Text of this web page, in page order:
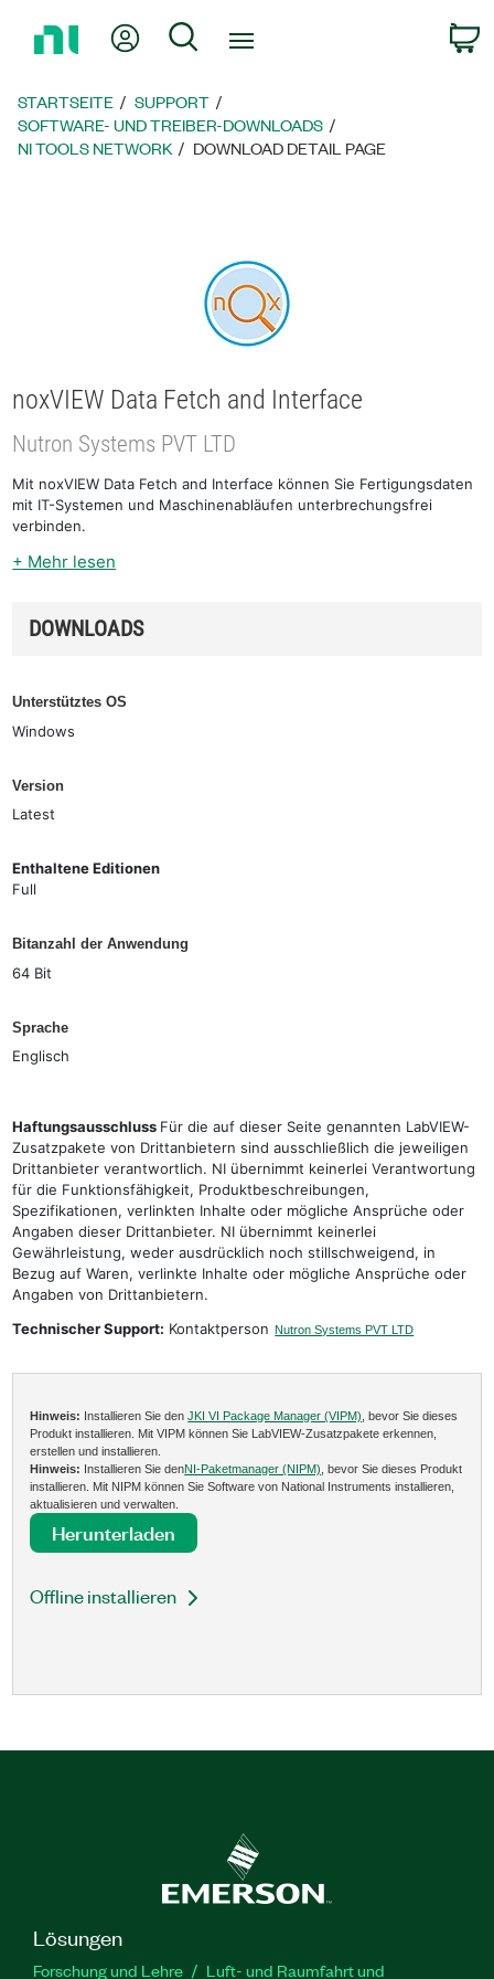
zur
Mein KontoSuche
STARTSEITE
SUPPORT
SOFTWARE- UND TREIBER-DOWNLOADS
NI TOOLS NETWORK
DOWNLOAD DETAIL PAGE
noxVIEW Data Fetch and Interface
Nutron Systems PVT LTD
Mit noxVIEW Data Fetch and Interface können Sie Fertigungsdaten
mit IT-Systemen und Maschinenabläufen unterbrechungsfrei
verbinden.
+ Mehr lesen
DOWNLOADS
Unterstütztes OS
Windows
Version
Latest
Enthaltene Editionen
Full
Bitanzahl der Anwendung
64 Bit
Sprache
Englisch
Haftungsausschluss Für die auf dieser Seite genannten LabVIEW-
Zusatzpakete von Drittanbietern sind ausschließlich die jeweiligen
Drittanbieter verantwortlich. NI übernimmt keinerlei Verantwortung
für die Funktionsfähigkeit, Produktbeschreibungen,
Spezifikationen, verlinkten Inhalte oder mögliche Ansprüche oder
Angaben dieser Drittanbieter. NI übernimmt keinerlei
Gewährleistung, weder ausdrücklich noch stillschweigend, in
Bezug auf Waren, verlinkte Inhalte oder mögliche Ansprüche oder
Angaben von Drittanbietern.
Technischer Support: Kontaktperson Nutron Systems PVT LTD
Hinweis: Installieren Sie denJKI VI Package Manager (VIPM) , bevor Sie dieses
Produkt installieren. Mit VIPM können Sie LabVIEW-Zusatzpakete erkennen,
erstellen und installieren.
Hinweis: Installieren Sie denNI-Paketmanager (NIPM) , bevor Sie dieses Produkt
installieren. Mit NIPM können Sie Software von National Instruments installieren,
aktualisieren und verwalten.
Herunterladen
Offline installieren
Lösungen
Forschung und Lehre
Luft- und Raumfahrt und